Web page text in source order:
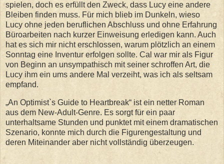
spielen, doch es erfüllt den Zweck, dass Lucy eine andere
Bleiben finden muss. Für mich blieb im Dunkeln, wieso
Lucy ohne jeden beruflichen Abschluss und ohne Erfahrung
Büroarbeiten nach kurzer Einweisung erledigen kann. Auch
hat es sich mir nicht erschlossen, warum plötzlich an einem
Sonntag eine Inventur erfolgen sollte. Cal war mir als Figur
von Beginn an unsympathisch mit seiner schroffen Art, die
Lucy ihm ein ums andere Mal verzeiht, was ich als seltsam
empfand.
„An Optimist`s Guide to Heartbreak“ ist ein netter Roman
aus dem New-Adult-Genre. Es sorgt für ein paar
unterhaltsame Stunden und punktet mit einem dramatischen
Szenario, konnte mich durch die Figurengestaltung und
deren Miteinander aber nicht vollständig überzeugen.